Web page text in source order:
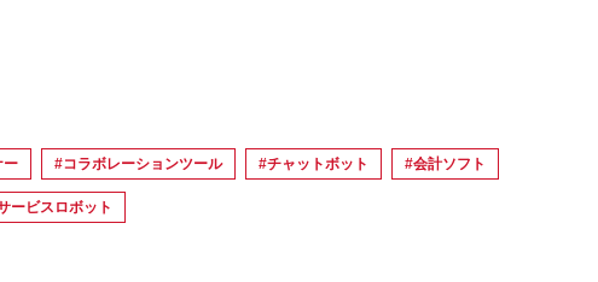
ー #コラボレーションツール #チャットボット #会計ソフト
ービスロボット